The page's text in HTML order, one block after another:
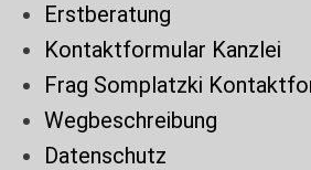
Erstberatung
Kontaktformular Kanzlei
Frag Somplatzki
Wegbeschreibung
Datenschutz